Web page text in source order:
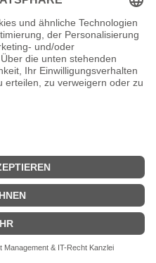
Scanner - tragbar - 2D-
(Packung mit 50)